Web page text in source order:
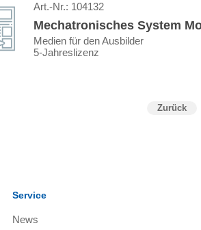
Art.-Nr.: 104132
Mechatronisches System
Medien für den Ausbilder
5-Jahreslizenz
Zurück
Service
News